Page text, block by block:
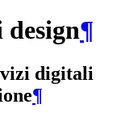
¶
digitali
¶